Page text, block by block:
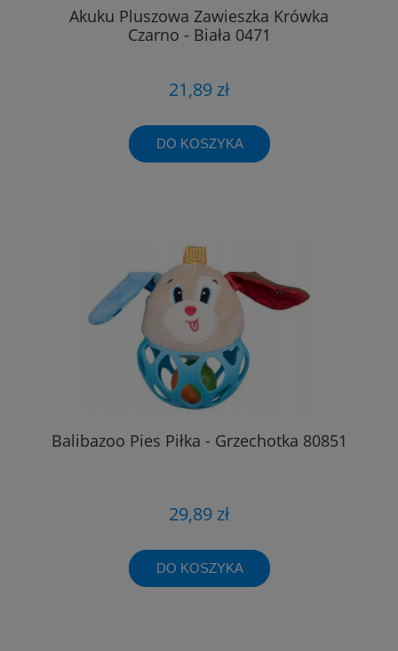
Akuku Pluszowa Zawieszka Krówka
Czarno - Biała 0471
21,89 zł
DO KOSZYKA
Balibazoo Pies Piłka - Grzechotka 80851
29,89 zł
DO KOSZYKA